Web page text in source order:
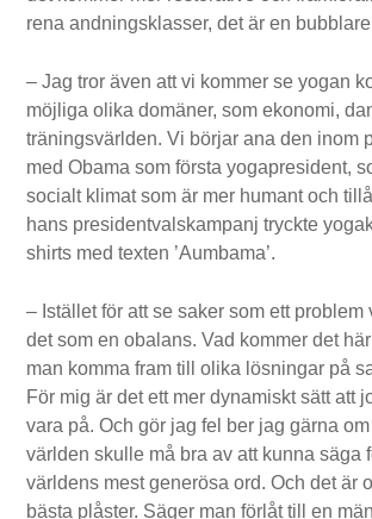
rena andningsklasser, det är en
– Jag tror även att vi kommer se yogan
möjliga olika domäner, som ekonomi,
träningsvärlden. Vi börjar ana den inom
med Obama som första yogapresident,
socialt klimat som är mer humant och
hans presidentvalskampanj tryckte
shirts med texten ’Aumbama’.
– Istället för att se saker som ett problem
det som en obalans. Vad kommer det
man komma fram till olika lösningar på
För mig är det ett mer dynamiskt sätt att
vara på. Och gör jag fel ber jag gärna
världen skulle må bra av att kunna säga
världens mest generösa ord. Och det är
bästa plåster. Säger man förlåt till en